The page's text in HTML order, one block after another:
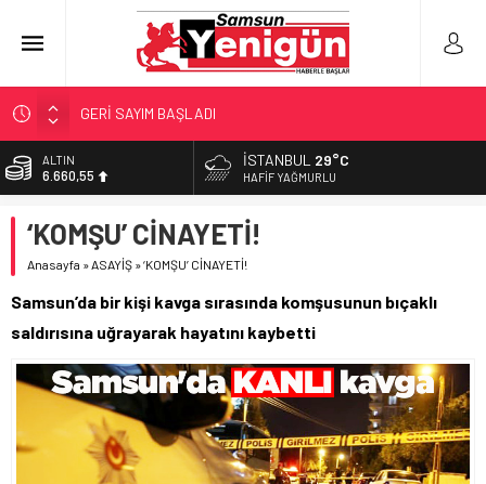
GERİ SAYIM BAŞLADI
SAMSUNSPOR’DA HEDEF 5’İNCİLİK!
‘BAFRA’YA YATIRIM YAPIN!’
YÖNETİCİ SEÇERKEN YAPILAN EN BÜYÜK HATALAR
ALTIN
6.660,55
13.779,39
DOLAR
55,1881
İSTANBUL 29°C
HAFIF YAĞMURLU
‘KOMŞU’ CİNAYETİ!
Anasayfa »ASAYİŞ »‘KOMŞU’ CİNAYETİ!
Samsun’da bir kişi kavga sırasında komşusunun bıçaklı
saldırısına uğrayarak hayatını kaybetti